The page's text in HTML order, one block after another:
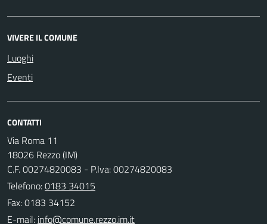
VIVERE IL COMUNE
Luoghi
Eventi
CONTATTI
Via Roma 11
18026 Rezzo (IM)
C.F. 00274820083 - P.Iva: 00274820083
Telefono:0183 34015
Fax: 0183 34152
E-mail: